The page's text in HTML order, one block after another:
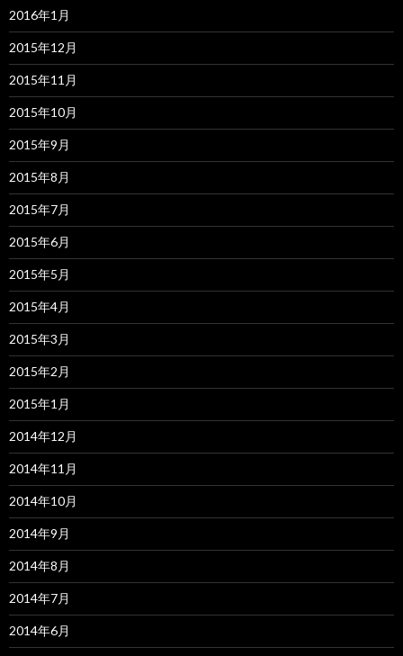
2016年1月
2015年12月
2015年11月
2015年10月
2015年9月
2015年8月
2015年7月
2015年6月
2015年5月
2015年4月
2015年3月
2015年2月
2015年1月
2014年12月
2014年11月
2014年10月
2014年9月
2014年8月
2014年7月
2014年6月